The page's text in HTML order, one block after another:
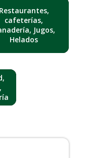
Restaurantes,
cafeterías,
Jugos,
Helados